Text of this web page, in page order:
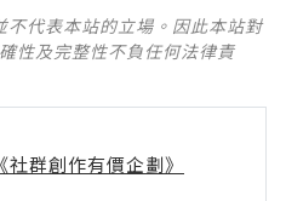
代表本站的立場。因此本站對
性及完整性不負任何法律責
社群創作有價企劃》